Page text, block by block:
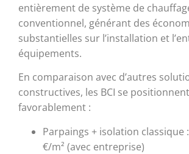
entièrement de système de
conventionnel, générant des
substantielles sur l’installation et
équipements.
En comparaison avec d’autres
constructives, les BCI se positionnent
favorablement :
Parpaings + isolation classique
€/m² (avec entreprise)